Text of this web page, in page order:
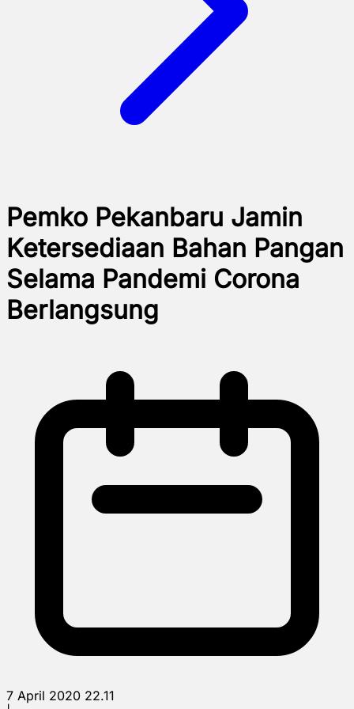
Pemko Pekanbaru Jamin
Ketersediaan Bahan Pangan
Selama Pandemi Corona
Berlangsung
7 April 2020 22.11